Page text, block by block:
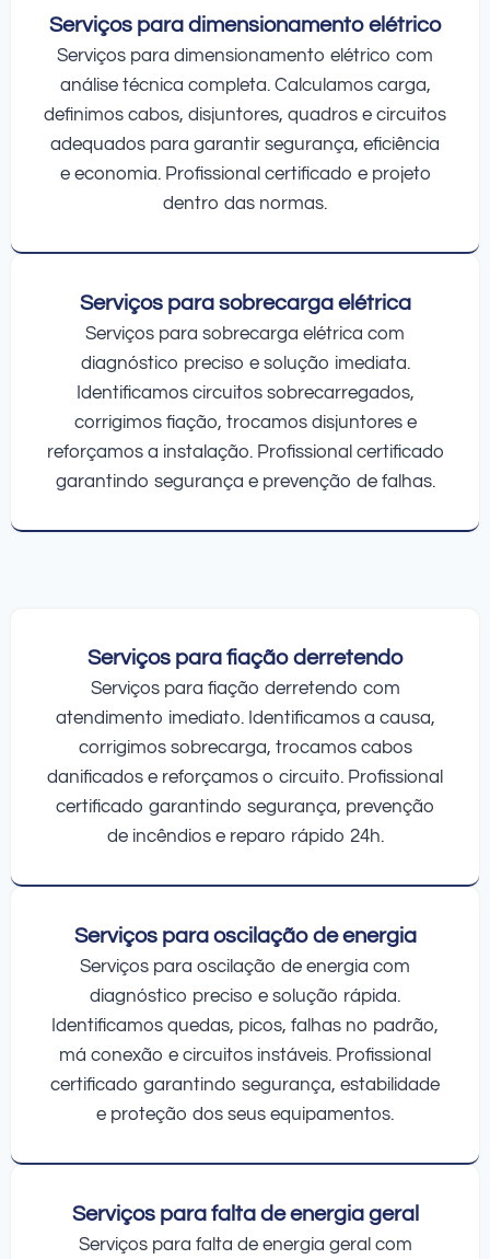
Serviços para dimensionamento elétrico
Serviços para dimensionamento elétrico com
análise técnica completa. Calculamos carga,
definimos cabos, disjuntores, quadros e circuitos
adequados para garantir segurança, eficiência
e economia. Profissional certificado e projeto
dentro das normas.
Serviços para sobrecarga elétrica
Serviços para sobrecarga elétrica com
diagnóstico preciso e solução imediata.
Identificamos circuitos sobrecarregados,
corrigimos fiação, trocamos disjuntores e
reforçamos a instalação. Profissional certificado
garantindo segurança e prevenção de falhas.
Serviços para fiação derretendo
Serviços para fiação derretendo com
atendimento imediato. Identificamos a causa,
corrigimos sobrecarga, trocamos cabos
danificados e reforçamos o circuito. Profissional
certificado garantindo segurança, prevenção
de incêndios e reparo rápido 24h.
Serviços para oscilação de energia
Serviços para oscilação de energia com
diagnóstico preciso e solução rápida.
Identificamos quedas, picos, falhas no padrão,
má conexão e circuitos instáveis. Profissional
certificado garantindo segurança, estabilidade
e proteção dos seus equipamentos.
Serviços para falta de energia geral
Serviços para falta de energia geral com